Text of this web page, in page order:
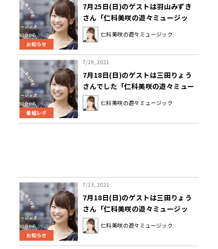
お知らせ
7月25日(日)のゲストは羽山みずき
さん「仁科美咲の遊々ミュージッ
ク」
仁科美咲の遊々ミュージック
番組レポ
7/19, 2021
7月18日(日)のゲストは三田りょう
さんでした「仁科美咲の遊々ミュー
ジック」
仁科美咲の遊々ミュージック
お知らせ
7/13, 2021
7月18日(日)のゲストは三田りょう
さん「仁科美咲の遊々ミュージッ
ク」
仁科美咲の遊々ミュージック